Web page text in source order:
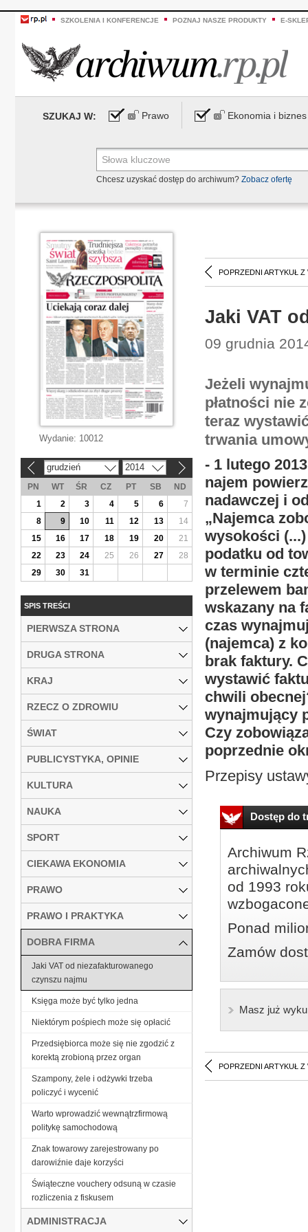
SZKOLENIA I KONFERENCJE POZNAJ NASZE PRODUKTY E-
SZUKAJ W: Prawo Ekonomia i biznes
Chcesz uzyskać dostęp do archiwum? Zobacz ofertę
POPRZEDNI ARTYKUŁ Z
Jaki VAT
09 grudnia
Jeżeli
płatności nie
teraz
trwania
- 1 lutego
najem
nadawczej i
„Najemca
wysokości
podatku od
w terminie
przelewem
wskazany na
czas
(najemca) z
brak faktury.
wystawić
chwili
wynajmujący
Czy
poprzednie
Przepisy
Dostęp do
Archiwum
od 1993
Ponad
Zamów
Masz już
POPRZEDNI ARTYKUŁ Z
Wydanie: 10012
grudzień 2014
PN WT ŚR CZ PT SB
ND
1
2 3 4 5 6
7
8
9 10 11 12 13
14
15
16 17 18 19 20
21
22
23 24 25 26 27
28
29
30 31
SPIS TREŚCI
PIERWSZA STRONA
DRUGA STRONA
KRAJ
RZECZ O ZDROWIU
ŚWIAT
PUBLICYSTYKA, OPINIE
KULTURA
NAUKA
SPORT
CIEKAWA EKONOMIA
PRAWO
PRAWO I PRAKTYKA
DOBRA FIRMA
Jaki VAT od niezafakturowanego
czynszu najmu
Księga może być tylko jedna
Niektórym pośpiech może się opłacić
Przedsiębiorca może się nie zgodzić z
korektą zrobioną przez organ
Szampony, żele i odżywki trzeba
policzyć i wycenić
Warto wprowadzić wewnątrzfirmową
politykę samochodową
Znak towarowy zarejestrowany po
darowiźnie daje korzyści
Świąteczne vouchery odsuną w czasie
rozliczenia z fiskusem
ADMINISTRACJA